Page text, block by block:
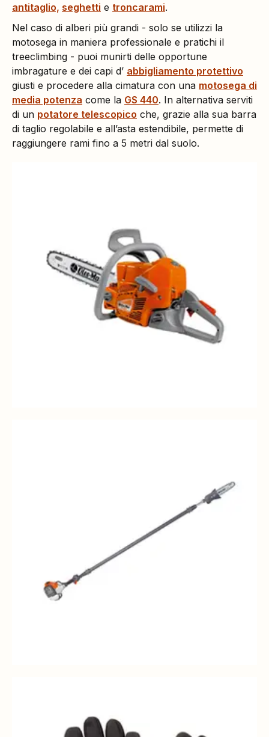
antitaglio, seghetti e troncarami.
Nel caso di alberi più grandi - solo se utilizzi la
motosega in maniera professionale e pratichi il
treeclimbing - puoi munirti delle opportune
imbragature e dei capi d’ abbigliamento protettivo
giusti e procedere alla cimatura con una motosega di
media potenza come la GS 440. In alternativa serviti
di un potatore telescopico che, grazie alla sua barra
di taglio regolabile e all’asta estendibile, permette di
raggiungere rami fino a 5 metri dal suolo.